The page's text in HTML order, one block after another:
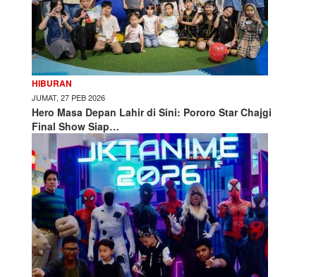
HIBURAN
JUMAT, 27 PEB 2026
Hero Masa Depan Lahir di Sini: Pororo Star Chajgi
Final Show Siap…